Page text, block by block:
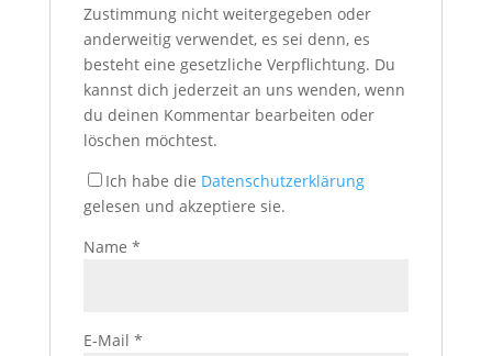
Zustimmung nicht weitergegeben oder
anderweitig verwendet, es sei denn, es
besteht eine gesetzliche Verpflichtung. Du
kannst dich jederzeit an uns wenden, wenn
du deinen Kommentar bearbeiten oder
löschen möchtest.
Ich habe die Datenschutzerklärung
gelesen und akzeptiere sie.
Name *
E-Mail *